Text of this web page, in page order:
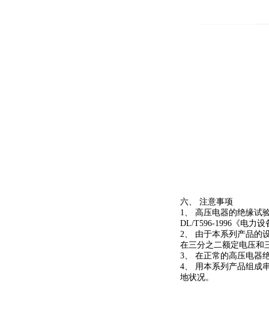
六、 注意事项
1、 高压电器的绝缘试
DL/T596-1996《电力
2、 由于本系列产品的
在三分之二额定电压和
3、 在正常的高压电器
4、 用本系列产品组成
地状况。